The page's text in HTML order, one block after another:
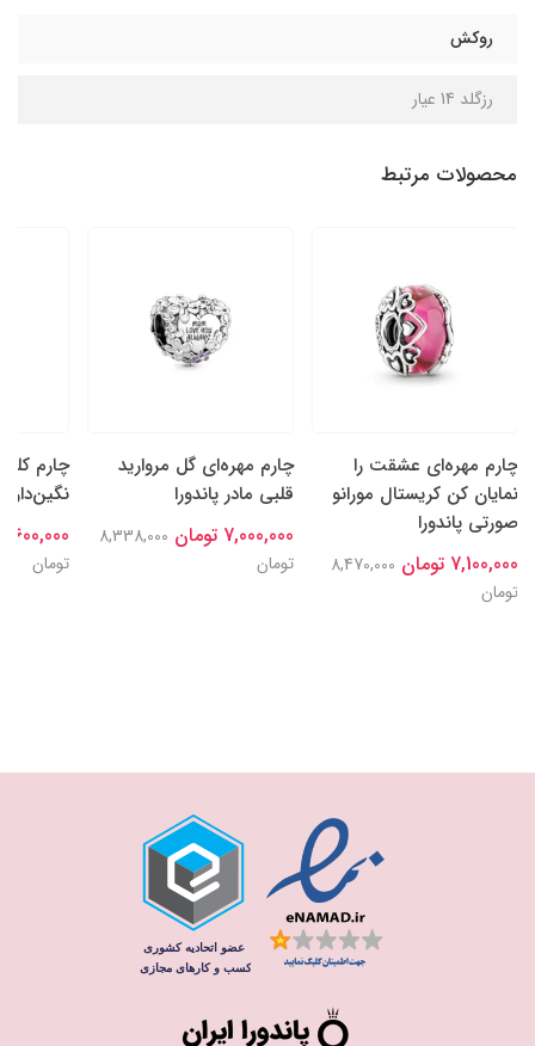
روکش
رزگلد 14 عیار
محصولات مرتبط
چارم مهره‌ای عشقت را
نمایان کن کریستال مورانو
صورتی پاندورا
7,100,000 تومان
8,470,000
تومان
چارم مهره‌ای گل‌ مروارید
قلبی مادر پاندورا
7,000,000 تومان
8,338,000
تومان
چارم
نگین‌دار
7,600,000
تومان